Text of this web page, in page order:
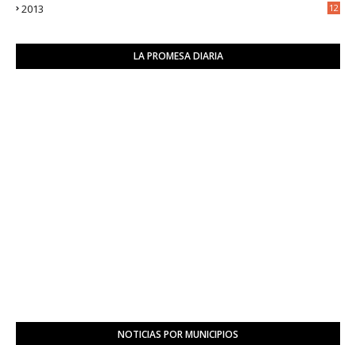
2013
12
LA PROMESA DIARIA
NOTICIAS POR MUNICIPIOS